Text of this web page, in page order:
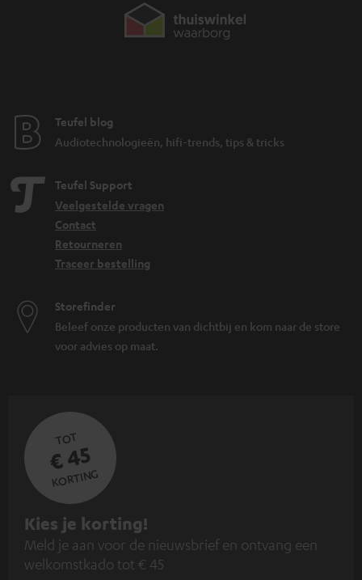
Teufel blog
Audiotechnologieën, hifi-trends, tips & tricks
Teufel Support
Veelgestelde vragen
Contact
Retourneren
Traceer bestelling
Storefinder
Beleef onze producten van dichtbij en kom naar de store
voor advies op maat.
TOT
€ 45
KORTING
A
a
n
Kies je korting!
Meld je aan voor de nieuwsbrief en ontvang een
welkomstkado tot € 45